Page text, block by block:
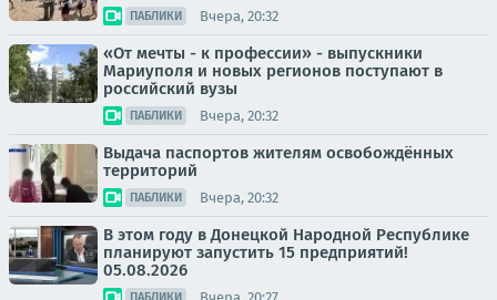
ПАБЛИКИ Вчера, 20:32
«От мечты - к профессии» - выпускники
Мариуполя и новых регионов поступают в
российский вузы
ПАБЛИКИ Вчера, 20:32
Выдача паспортов жителям освобождённых
территорий
ПАБЛИКИ Вчера, 20:32
В этом году в Донецкой Народной Республике
планируют запустить 15 предприятий!
05.08.2026
Вчера, 20:27